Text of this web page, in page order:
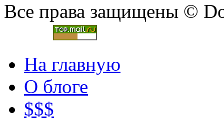
Все права защищены ©
На главную
О блоге
$$$